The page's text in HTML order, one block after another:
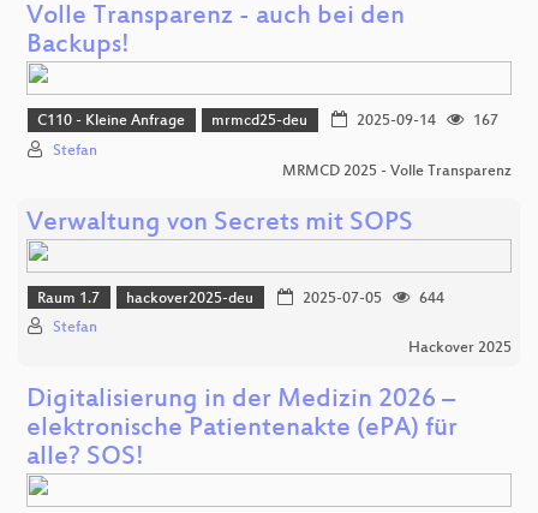
Volle Transparenz - auch bei den
Backups!
C110 - Kleine Anfrage mrmcd25-deu 2025-09-14
167
Stefan
MRMCD 2025 - Volle Transparenz
Verwaltung von Secrets mit SOPS
Raum 1.7 hackover2025-deu 2025-07-05
644
Stefan
Hackover 2025
Digitalisierung in der Medizin 2026 –
elektronische Patientenakte (ePA) für
alle? SOS!